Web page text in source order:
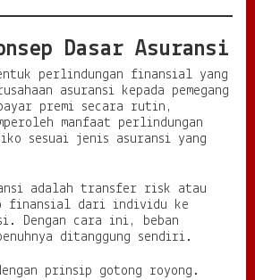
Dasar Asuransi
perlindungan finansial yang
asuransi kepada pemegang
premi secara rutin,
manfaat perlindungan
sesuai jenis asuransi yang
adalah transfer risk atau
finansial dari individu ke
Dengan cara ini, beban
ditanggung sendiri.
prinsip gotong royong.